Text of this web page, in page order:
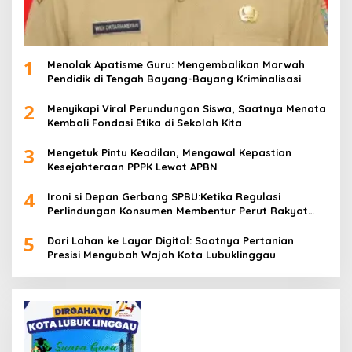
1
Menolak Apatisme Guru: Mengembalikan Marwah
Pendidik di Tengah Bayang-Bayang Kriminalisasi
2
Menyikapi Viral Perundungan Siswa, Saatnya Menata
Kembali Fondasi Etika di Sekolah Kita
3
Mengetuk Pintu Keadilan, Mengawal Kepastian
Kesejahteraan PPPK Lewat APBN
4
Ironi si Depan Gerbang SPBU:Ketika Regulasi
Perlindungan Konsumen Membentur Perut Rakyat
5
Dari Lahan ke Layar Digital: Saatnya Pertanian
Presisi Mengubah Wajah Kota Lubuklinggau